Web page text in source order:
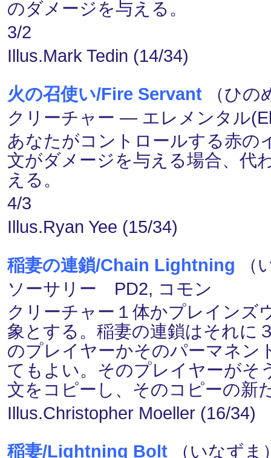
のダメージを与える。
3/2
Illus.Mark Tedin (14/34)
火の召使い/Fire Servant （ひ
クリーチャー ― エレメンタル
あなたがコントロールする赤の
文がダメージを与える場合、代
える。
4/3
Illus.Ryan Yee (15/34)
稲妻の連鎖/Chain Lightning （
ソーサリー PD2, コモン
クリーチャー１体かプレインズ
象とする。稲妻の連鎖はそれに
のプレイヤーかそのパーマネン
てもよい。そのプレイヤーがそ
文をコピーし、そのコピーの新
Illus.Christopher Moeller (16/34)
稲妻/Lightning Bolt （いなず